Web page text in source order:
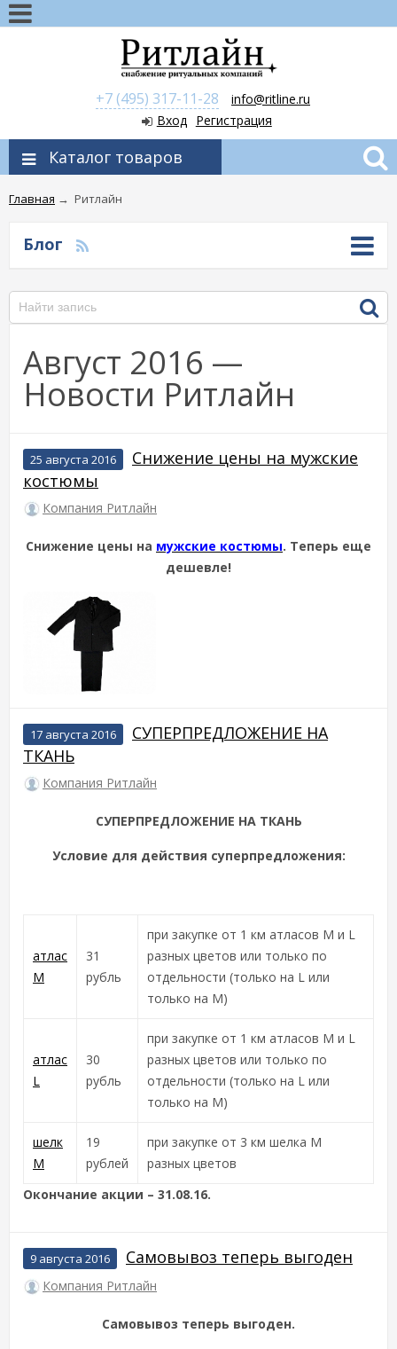
+7 (495) 317-11-28
info@ritline.ru
Вход
Регистрация
Каталог товаров
Главная → Ритлайн
Блог
Август 2016 —
Новости Ритлайн
25 августа 2016
Снижение цены на мужские
костюмы
Компания Ритлайн
Снижение цены на мужские костюмы. Теперь еще
дешевле!
17 августа 2016
СУПЕРПРЕДЛОЖЕНИЕ НА
ТКАНЬ
Компания Ритлайн
СУПЕРПРЕДЛОЖЕНИЕ НА ТКАНЬ
Условие для действия суперпредложения:
атлас
M
31
рубль
при закупке от 1 км атласов M и L
разных цветов или только по
отдельности (только на L или
только на M)
атлас
L
30
рубль
при закупке от 1 км атласов M и L
разных цветов или только по
отдельности (только на L или
только на M)
шелк
M
19
рублей
при закупке от 3 км шелка M
разных цветов
Окончание акции – 31.08.16.
9 августа 2016 Самовывоз теперь выгоден
Компания Ритлайн
Самовывоз теперь выгоден.